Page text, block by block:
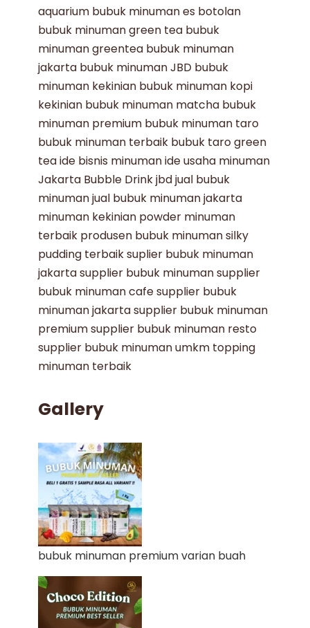
aquarium bubuk minuman es botolan
bubuk minuman green tea bubuk
minuman greentea bubuk minuman
jakarta bubuk minuman JBD bubuk
minuman kekinian bubuk minuman kopi
kekinian bubuk minuman matcha bubuk
minuman premium bubuk minuman taro
bubuk minuman terbaik bubuk tarogreen
teaide bisnis minumanide usaha minuman
Jakarta Bubble Drinkjbdjual bubuk
minumanjual bubuk minuman jakarta
minuman kekinian powder minuman
terbaik produsen bubuk minumansilky
pudding terbaiksuplier bubuk minuman
jakartasupplier bubuk minumansupplier
bubuk minuman cafesupplier bubuk
minuman jakartasupplier bubuk minuman
premiumsupplier bubuk minuman resto
supplier bubuk minuman umkm topping
minuman terbaik
Gallery
bubuk minuman premium varian buah